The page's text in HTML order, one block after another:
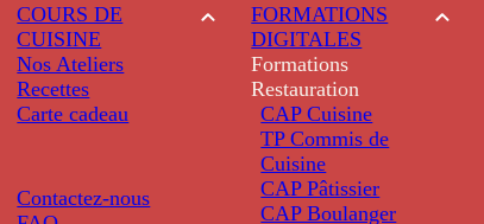
COURS DE
CUISINE
Nos Ateliers
Recettes
Carte cadeau
Contactez-nous
FORMATIONS
DIGITALES
Formations
Restauration
CAP Cuisine
TP Commis de
Cuisine
CAP Pâtissier
CAP Boulanger